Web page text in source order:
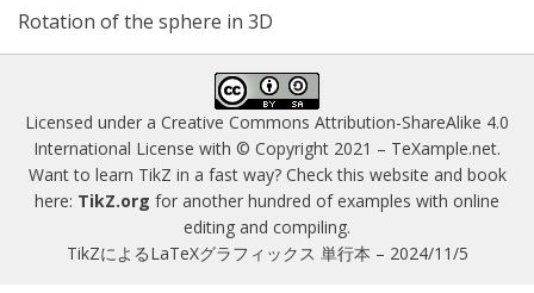
Rotation of the sphere in 3D
Licensed under a Creative Commons Attribution-ShareAlike 4.0
International License with © Copyright 2021 – TeXample.net.
Want to learn TikZ in a fast way? Check this website and book
here: TikZ.org for another hundred of examples with online
editing and compiling.
TikZによるLaTeXグラフィックス 単行本 – 2024/11/5